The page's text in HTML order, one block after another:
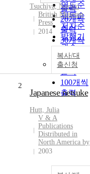
연도순
제목순
저자순
발행기
관순
출력
20개씩
출력
30개씩
출력
50개씩
출력
100개씩
출력
Tsuchiya, Noriko
British Museum
Press
2014
복사/대
출신청
2
Japanese netsuke
Hutt, Julia
V & A
Publications
Distributed in
North America by
2003